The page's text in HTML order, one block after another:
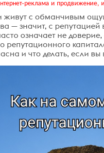
с обманчивым
— значит, с
означает не
и что делать, если вы